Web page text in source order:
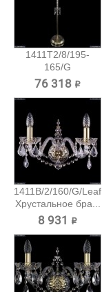
1411T2/8/195-
165/G
Хрустальный
76 318 ₽
1411B/2/160/G/Leafs
Хрустальное бра...
8 931 ₽